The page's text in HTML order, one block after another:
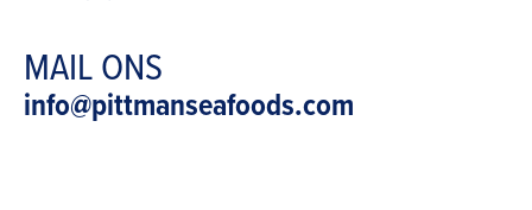
MAIL ONS
info@pittmanseafoods.com